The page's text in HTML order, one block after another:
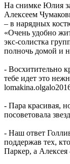
На снимке Юлия
Алексеем
– в нарядных
«Очень удобно
экс-солистка
полночь домой и
- Восхитительно
тебе идет это
- Пара красивая,
посоветовала
- Наш ответ
поддержав тех,
Паркер, а